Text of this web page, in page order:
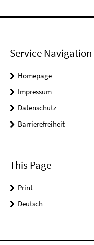
Service Navigation
Homepage
Impressum
Datenschutz
Barrierefreiheit
This Page
Print
Deutsch